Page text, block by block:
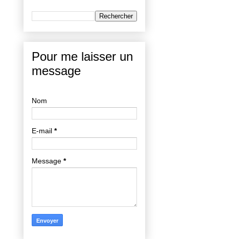
Pour me laisser un
message
Nom
E-mail *
Message *